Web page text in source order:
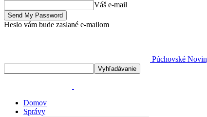
Váš e-mail
Heslo vám bude zaslané e-mailom
Púchovské
Domov
Správy